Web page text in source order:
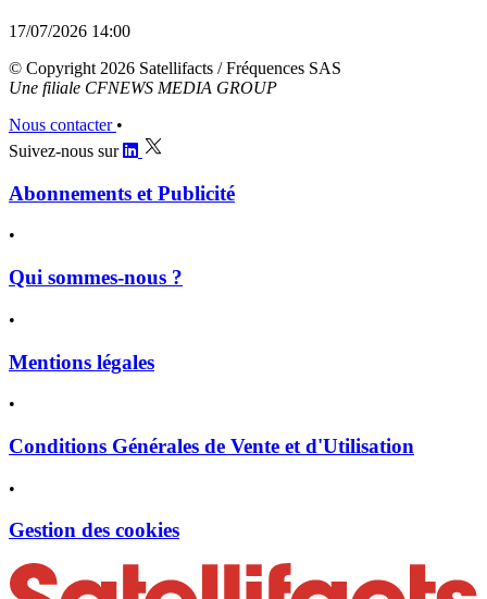
17/07/2026 14:00
© Copyright 2026 Satellifacts / Fréquences SAS
Une filiale CFNEWS MEDIA GROUP
Nous contacter •
Suivez-nous sur
Abonnements et Publicité
•
Qui sommes-nous ?
•
Mentions légales
•
Conditions Générales de Vente et d'Utilisation
•
Gestion des cookies